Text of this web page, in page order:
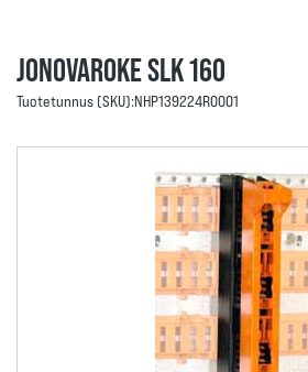
JONOVAROKE SLK 160
Tuotetunnus (SKU):NHP139224R0001